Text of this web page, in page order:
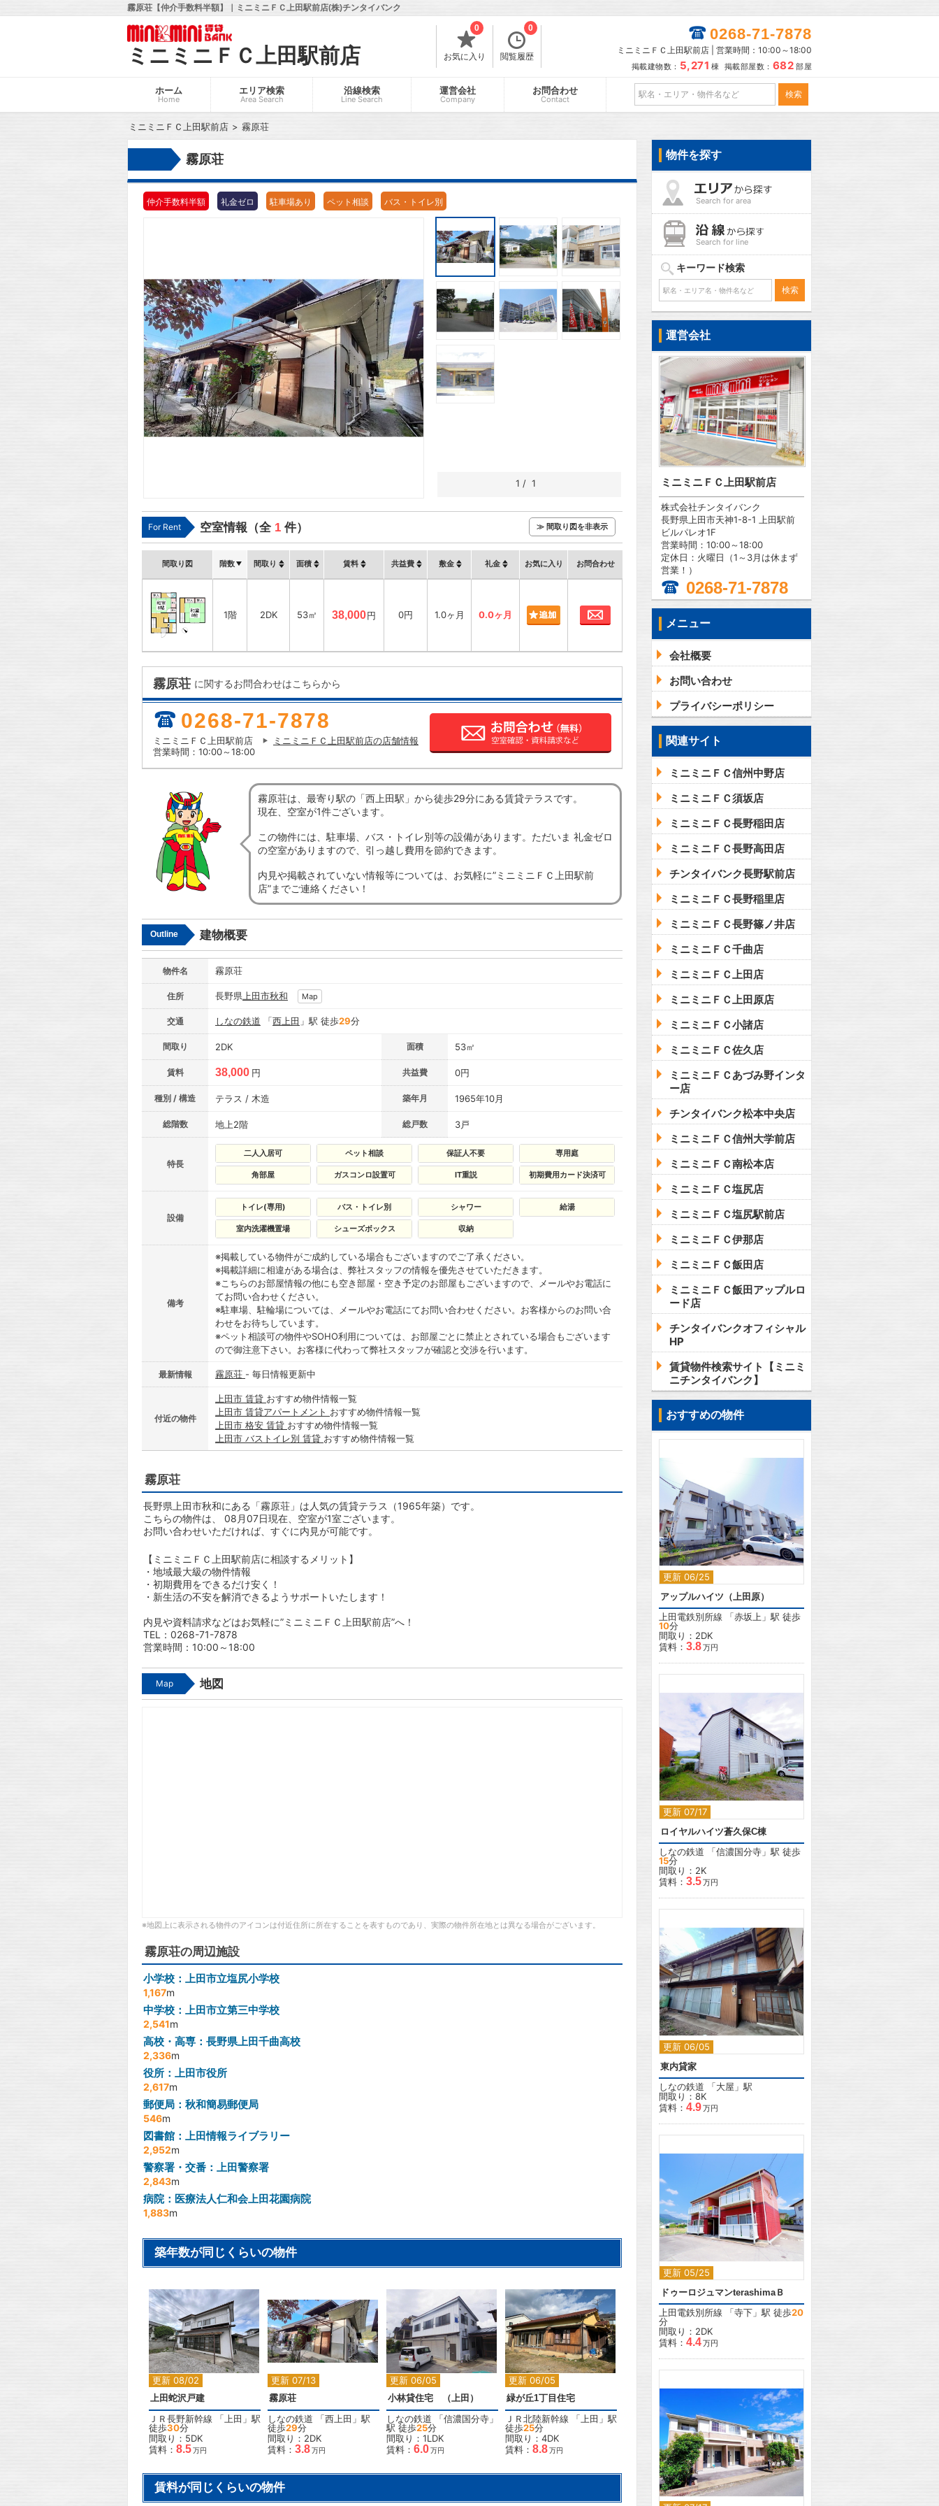
霧原荘【仲介手数料半額】｜ミニミニＦＣ上田駅前店(株)チンタイバンク
ミニミニＦＣ上田駅前店 お気に入り
0
閲覧履歴
0 0268-71-7878
ミニミニＦＣ上田駅前店 | 営業時間：10:00～18:00
掲載建物数： 5,271 棟 掲載部屋数： 682 部屋
ホーム
Home
エリア検索
Area Search
沿線検索
Line Search
運営会社
Company
お問合わせ
Contact
ミニミニＦＣ上田駅前店 霧原荘
霧原荘
仲介手数料半額 礼金ゼロ 駐車場あり ペット相談 バス・トイレ別
1 / 1
For Rent 空室情報（全 1 件） ≫ 間取り図を非表示
間取り図 階数 間取り 面積 賃料 共益費 敷金 礼金 お気に入り お問合わせ
1階 2DK 53㎡ 38,000円 0円 1.0ヶ月 0.0ヶ月 お問合わせ
霧原荘 に関するお問合わせはこちらから
0268-71-7878
ミニミニＦＣ上田駅前店
ミニミニＦＣ上田駅前店の店舗情報
営業時間：10:00～18:00
霧原荘は、最寄り駅の「西上田駅」から徒歩29分にある賃貸テラスです。
現在、空室が1件ございます。
この物件には、駐車場、バス・トイレ別等の設備があります。ただいま 礼金ゼロ
の空室がありますので、引っ越し費用を節約できます。
内見や掲載されていない情報等については、お気軽に”ミニミニＦＣ上田駅前
店”までご連絡ください！
Outline 建物概要
物件名 霧原荘
住所 長野県 上田市秋和 Map
交通 しなの鉄道 「西上田 」駅 徒歩29分
間取り 2DK 面積 53㎡
賃料 38,000 円 共益費 0円
種別 / 構造 テラス / 木造 築年月 1965年10月
総階数 地上2階 総戸数 3戸
特長
二人入居可 ペット相談 保証人不要 専用庭
角部屋 ガスコンロ設置可 IT重説 初期費用カード決済可
設備
トイレ(専用) バス・トイレ別 シャワー 給湯
室内洗濯機置場 シューズボックス 収納
備考
※掲載している物件がご成約している場合もございますのでご了承ください。
※掲載詳細に相違がある場合は、弊社スタッフの情報を優先させていただきます。
※こちらのお部屋情報の他にも空き部屋・空き予定のお部屋もございますので、メールやお電話に
てお問い合わせください。
※駐車場、駐輪場については、メールやお電話にてお問い合わせください。お客様からのお問い合
わせをお待ちしています。
※ペット相談可の物件やSOHO利用については、お部屋ごとに禁止とされている場合もございます
ので御注意下さい。お客様に代わって弊社スタッフが確認と交渉を行います。
最新情報 霧原荘 - 毎日情報更新中
付近の物件
上田市 賃貸 おすすめ物件情報一覧
上田市 賃貸アパートメント おすすめ物件情報一覧
上田市 格安 賃貸 おすすめ物件情報一覧
上田市 バストイレ別 賃貸 おすすめ物件情報一覧
霧原荘
長野県上田市秋和にある「霧原荘」は人気の賃貸テラス（1965年築）です。
こちらの物件は、 08月07日現在、空室が1室ございます。
お問い合わせいただければ、すぐに内見が可能です。
【ミニミニＦＣ上田駅前店に相談するメリット】
・地域最大級の物件情報
・初期費用をできるだけ安く！
・新生活の不安を解消できるようサポートいたします！
内見や資料請求などはお気軽に”ミニミニＦＣ上田駅前店”へ！
TEL：0268-71-7878
営業時間：10:00～18:00
Map 地図
※地図上に表示される物件のアイコンは付近住所に所在することを表すものであり、実際の物件所在地とは異なる場合がございます。
霧原荘の周辺施設
小学校：上田市立塩尻小学校
1,167m
中学校：上田市立第三中学校
2,541m
高校・高専：長野県上田千曲高校
2,336m
役所：上田市役所
2,617m
郵便局：秋和簡易郵便局
546m
図書館：上田情報ライブラリー
2,952m
警察署・交番：上田警察署
2,843m
病院：医療法人仁和会上田花園病院
1,883m
築年数が同じくらいの物件
更新 08/02
2
上田蛇沢戸建
ＪＲ長野新幹線 「 上田 」駅
徒歩30分
間取り：5DK
賃料： 8.5万円
更新 07/13
2
霧原荘
しなの鉄道 「西上田 」駅
徒歩29分
間取り：2DK
賃料： 3.8万円
更新 06/05
2
小林貸住宅 （上田）
しなの鉄道 「信濃国分寺 」
駅 徒歩25分
間取り：1LDK
賃料： 6.0万円
更新 06/05
2
緑が丘1丁目住宅
ＪＲ北陸新幹線 「 上田 」駅
徒歩25分
間取り：4DK
賃料： 8.8万円
賃料が同じくらいの物件
物件を探す
Search for area
Search for line
キーワード検索
運営会社
ミニミニＦＣ上田駅前店
株式会社チンタイバンク
長野県上田市天神1-8-1 上田駅前
ビルパレオ1F
営業時間：10:00～18:00
定休日：火曜日（1～3月は休まず
営業！）
0268-71-7878
メニュー
会社概要
お問い合わせ
プライバシーポリシー
関連サイト
ミニミニＦＣ信州中野店
ミニミニＦＣ須坂店
ミニミニＦＣ長野稲田店
ミニミニＦＣ長野高田店
チンタイバンク長野駅前店
ミニミニＦＣ長野稲里店
ミニミニＦＣ長野篠ノ井店
ミニミニＦＣ千曲店
ミニミニＦＣ上田店
ミニミニＦＣ上田原店
ミニミニＦＣ小諸店
ミニミニＦＣ佐久店
ミニミニＦＣあづみ野インタ
ー店
チンタイバンク松本中央店
ミニミニＦＣ信州大学前店
ミニミニＦＣ南松本店
ミニミニＦＣ塩尻店
ミニミニＦＣ塩尻駅前店
ミニミニＦＣ伊那店
ミニミニＦＣ飯田店
ミニミニＦＣ飯田アップルロ
ード店
チンタイバンクオフィシャル
HP
賃貸物件検索サイト【ミニミ
ニチンタイバンク】
おすすめの物件
更新 06/25
2
アップルハイツ（上田原）
上田電鉄別所線 「赤坂上 」駅 徒歩
10分
間取り：2DK
賃料： 3.8万円
更新 07/17
ロイヤルハイツ蒼久保C棟
しなの鉄道 「信濃国分寺 」駅 徒歩
15分
間取り：2K
賃料： 3.5万円
更新 06/05
2
東内貸家
しなの鉄道 「大屋 」駅
間取り：8K
賃料： 4.9万円
更新 05/25
2
ドゥーロジュマンterashimaＢ
上田電鉄別所線 「寺下 」駅 徒歩20
分
間取り：2DK
賃料： 4.4万円
2